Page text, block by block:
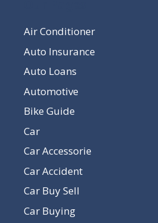
Air Conditioner
Auto Insurance
Auto Loans
Automotive
Bike Guide
Car
Car Accessorie
Car Accident
Car Buy Sell
Car Buying